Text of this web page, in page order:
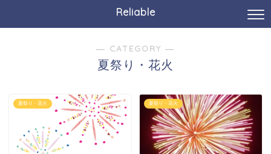
Reliable
― CATEGORY ―
夏祭り・花火
夏祭り・花火 夏祭り・花火